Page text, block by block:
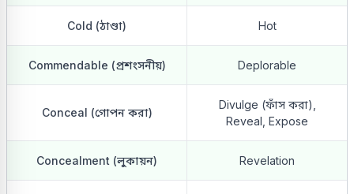
Cold (ঠাণ্ডা) Hot
Commendable (প্রশংসনীয়) Deplorable
Conceal (গোপন করা)
Divulge (ফাঁস করা),
Reveal, Expose
Concealment (লুকায়ন) Revelation